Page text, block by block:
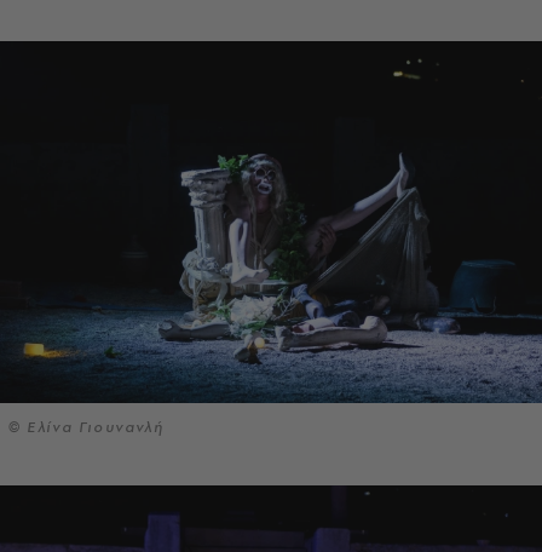
© Ελίνα Γιουνανλή